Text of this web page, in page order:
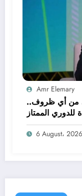
Amr Elemary
من أي ظروف..
للدوري الممتاز
6 August، 2026